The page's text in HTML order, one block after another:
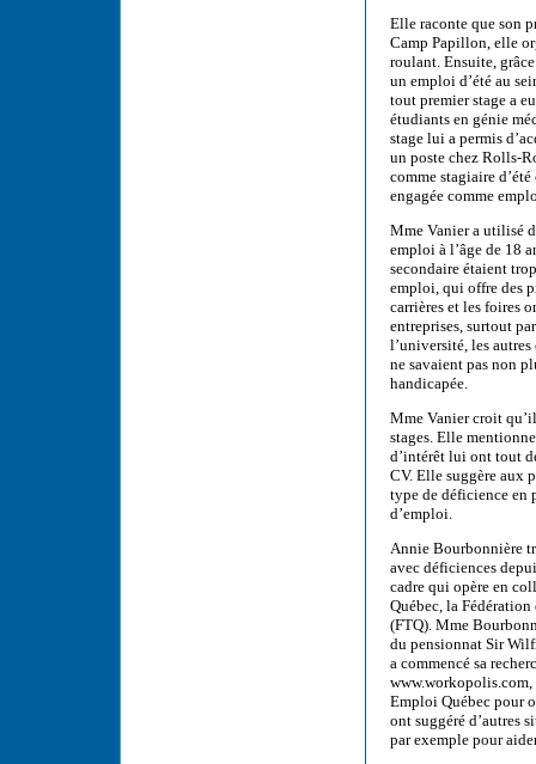
Elle raconte que son
Camp Papillon, elle
roulant. Ensuite,
un emploi d’été au
tout premier stage a
étudiants en génie
stage lui a permis
un poste chez Rolls-
comme stagiaire
engagée comme
Mme Vanier a utilisé
emploi à l’âge de 18
secondaire étaient
emploi, qui offre des
carrières et les foires
entreprises, surtout
l’université, les
ne savaient pas non
handicapée.
Mme Vanier croit
stages. Elle
d’intérêt lui ont tout
CV. Elle suggère aux
type de déficience en
d’emploi.
Annie Bourbonnière
avec déficiences
cadre qui opère en
Québec, la
(FTQ). Mme
du pensionnat Sir
a commencé sa
Emploi Québec pour
ont suggéré d’autres
par exemple pour